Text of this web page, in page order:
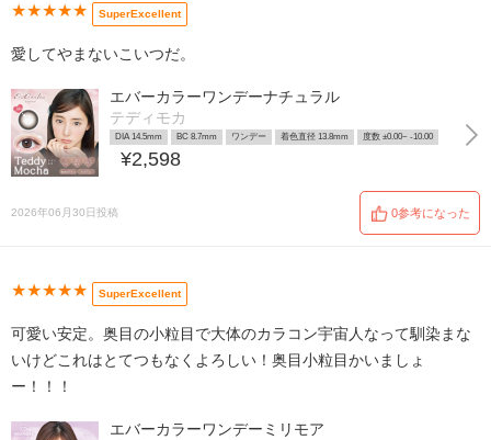
★★★★★ SuperExcellent
愛してやまないこいつだ。
エバーカラーワンデーナチュラル
テディモカ
DIA 14.5mm BC 8.7mm ワンデー 着色直径 13.8mm 度数 ±0.00~ -10.00
¥2,598
2026年06月30日投稿 0参考になった
★★★★★ SuperExcellent
可愛い安定。奥目の小粒目で大体のカラコン宇宙人なって馴染まな
いけどこれはとてつもなくよろしい！奥目小粒目かいましょ
ー！！！
エバーカラーワンデーミリモア